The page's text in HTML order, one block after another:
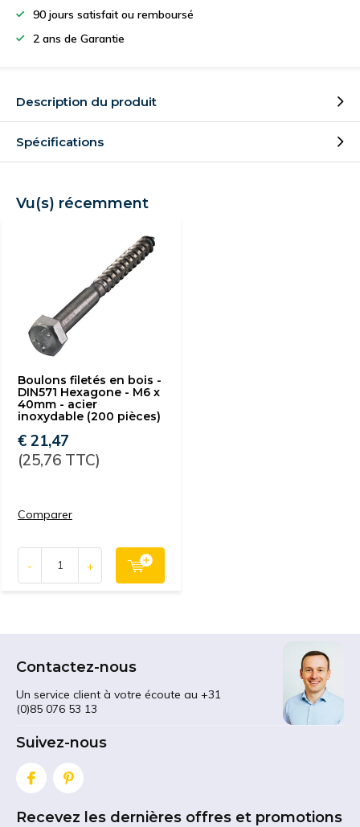
90 jours satisfait ou remboursé
2 ans de Garantie
Description du produit
Spécifications
Vu(s) récemment
Boulons filetés en bois -
DIN571 Hexagone - M6 x
40mm - acier
inoxydable (200 pièces)
€ 21,47
(25,76 TTC)
Comparer
- +
Contactez-nous
Un service client à votre écoute au +31
(0)85 076 53 13
Suivez-nous
Recevez les dernières offres et promotions